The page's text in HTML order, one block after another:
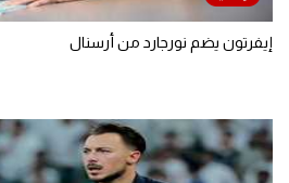
إيفرتون يضم نورجارد من أرسنال